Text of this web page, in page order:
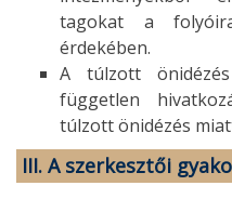
tagokat a
érdekében.
A túlzott
független
túlzott önidézés
III. A szerkesztői